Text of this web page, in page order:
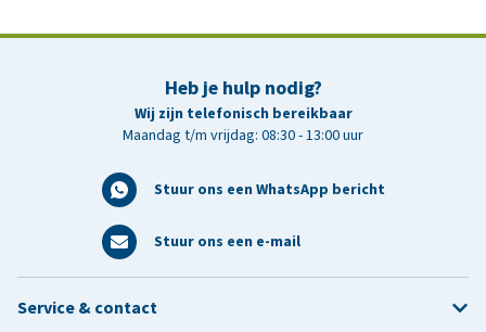
Heb je hulp nodig?
Wij zijn telefonisch bereikbaar
Maandag t/m vrijdag: 08:30 - 13:00 uur
Stuur ons een WhatsApp bericht
Stuur ons een e-mail
Service & contact